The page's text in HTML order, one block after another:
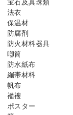
宝石及真珠類
法衣
保温材
防腐剤
防火材料器具
喞筒
防水紙布
繃帯材料
帆布
襤褸
ポスター